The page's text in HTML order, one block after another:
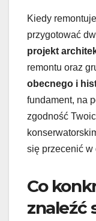
Kiedy
przygotować
projekt
remontu oraz
obecnego i
fundament, na
zgodność
się przecenić w
Co
znaleźć